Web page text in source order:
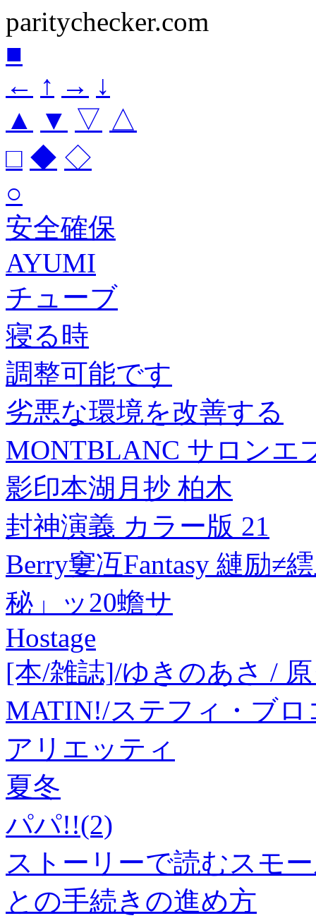
paritychecker.com
■
← ↑ → ↓
▲
▼ ▽ △
□ ◆ ◇
○
安全確保
AYUMI
チューブ
寝る時
調整可能です
劣悪な環境を改善する
MONTBLANC サロンエ
影印本湖月抄 柏木
封神演義 カラー版 21
Berry窶冱Fantasy 縺励≠
秘」ッ20蟾サ
Hostage
[本/雑誌]/ゆきのあさ /
MATIN!/ステフィ・ブロ
アリエッティ
夏冬
パパ!!(2)
ストーリーで読むスモ
との手続きの進め方